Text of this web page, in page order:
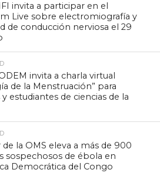
invita a participar en el
Live sobre electromiografía y
de conducción nerviosa el 29
invita a charla virtual
de la Menstruación” para
estudiantes de ciencias de la
la OMS eleva a más de 900
sospechosos de ébola en
Democrática del Congo